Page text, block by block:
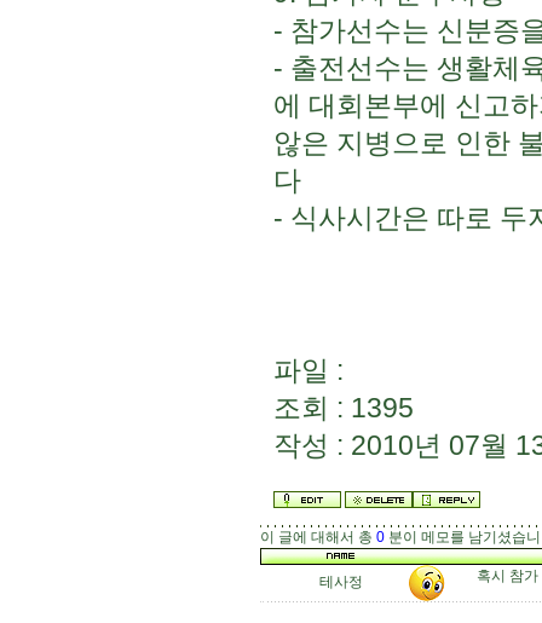
- 참가선수는 신분증
- 출전선수는 생활체
에 대회본부에 신고
않은 지병으로 인한
다
- 식사시간은 따로 두
파일 :
조회 : 1395
작성 : 2010년 07월
이 글에 대해서 총 0 분이 메모를 남기셨습
테사정 혹시 참